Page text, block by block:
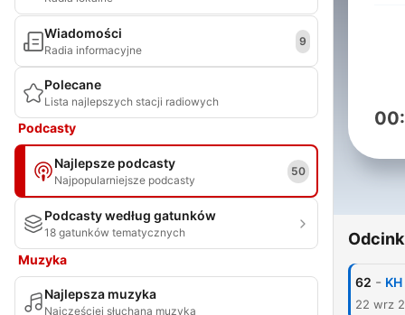
Wiadomości
Radia informacyjne
9
Polecane
Lista najlepszych stacji radiowych
Podcasty
Najlepsze podcasty
Najpopularniejsze podcasty
50
Podcasty według gatunków
18 gatunków tematycznych
Muzyka
Najlepsza muzyka
Najczęściej słuchana muzyka
62 -
22 wrz